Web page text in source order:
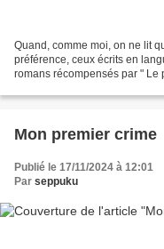
Quand, comme moi, on ne lit
préférence, ceux écrits en
romans récompensés par " Le
Mon premier crime
Publié le 17/11/2024 à 12:01
Par seppuku